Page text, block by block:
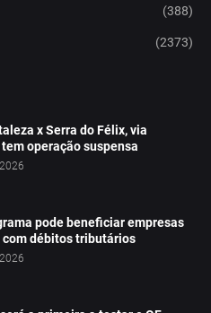
(388)
(2373)
x Serra do Félix, via
operação suspensa
pode beneficiar empresas
com débitos tributários